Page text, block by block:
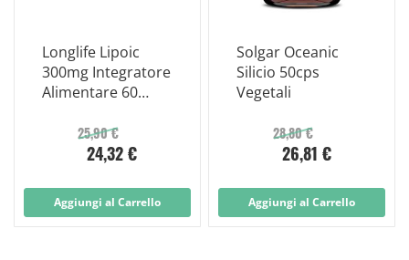
Longlife Lipoic
300mg Integratore
Alimentare 60
25,90 €
24,32 €
Aggiungi al Carrello
Solgar Oceanic
Silicio 50cps
Vegetali
28,80 €
26,81 €
Aggiungi al Carrello